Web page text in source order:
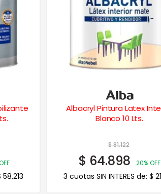
58.213
Albacryl Pintura Latex
Blanco 10 Lts.
$81.122
$ 64.898 20% OFF
3 cuotas SIN INTERES de: $